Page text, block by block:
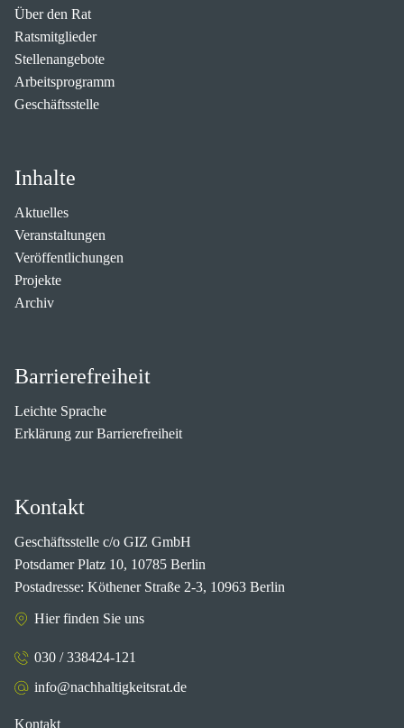
Über den Rat
Ratsmitglieder
Stellenangebote
Arbeitsprogramm
Geschäftsstelle
Inhalte
Aktuelles
Veranstaltungen
Veröffentlichungen
Projekte
Archiv
Barrierefreiheit
Leichte Sprache
Erklärung zur Barrierefreiheit
Kontakt
Geschäftsstelle c/o GIZ GmbH
Potsdamer Platz 10, 10785 Berlin
Postadresse: Köthener Straße 2-3, 10963 Berlin
Hier finden Sie uns
030 / 338424-121
info@nachhaltigkeitsrat.de
Kontakt